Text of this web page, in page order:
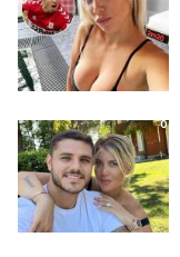
0